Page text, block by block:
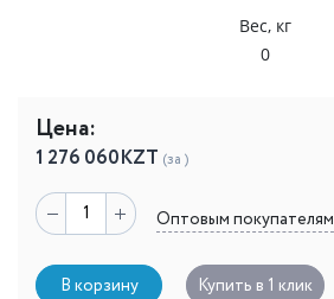
Вес, кг
0
Цена:
1 276 060KZT (за )
Оптовым покупателям
В корзину Купить в 1 клик